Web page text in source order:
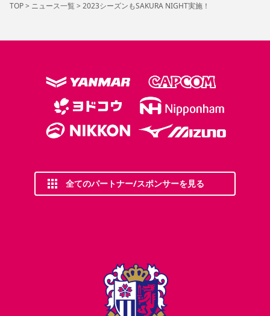
TOP> ニュース一覧> 2023シーズンもSAKURA NIGHT実施！
全てのパートナー/スポンサーを見る